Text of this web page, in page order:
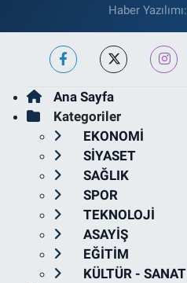
Haber Yazılımı:
Ana Sayfa
Kategoriler
EKONOMİ
SİYASET
SAĞLIK
SPOR
TEKNOLOJİ
ASAYİŞ
EĞİTİM
KÜLTÜR - SANAT